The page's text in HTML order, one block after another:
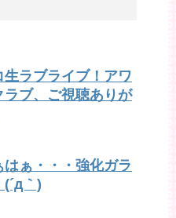
生ラブライブ！アワ
ブ、ご視聴ありが
はぁ・・・強化ガラ
｀)